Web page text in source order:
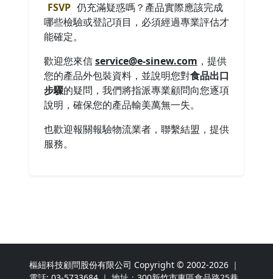
FSVP 仍充滿疑惑嗎？產品實際應該完成
哪些檢驗或登記項目，必須經過專業評估才
能確定。
歡迎您來信service@e-sinew.com ，提供
您的產品外包裝資料，並說明您對食品出口
步驟的疑問，我們將指派專業顧問向您逐項
說明，確保您的產品輸美萬無一失。
也歡迎報關報驗物流業者，聯繫結盟，提供
服務。
樞紐科技顧問股份有限公司 Copyright © 2002-2026 ｜